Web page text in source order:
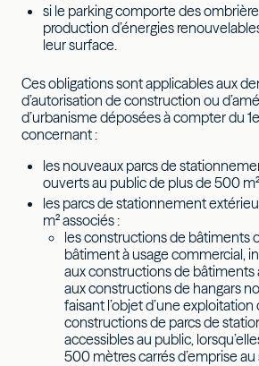
si le parking comporte des
production d’énergies
leur surface.
Ces obligations sont applicables aux
d’autorisation de construction ou
d’urbanisme déposées à compter du
concernant :
les nouveaux parcs de
ouverts au public de plus de 500 m².
les parcs de stationnement
m² associés :
les constructions de bâtiments
bâtiment à usage commercial,
aux constructions de bâtiments
aux constructions de hangars
faisant l’objet d’une
constructions de parcs de
accessibles au public,
500 mètres carrés d’emprise au